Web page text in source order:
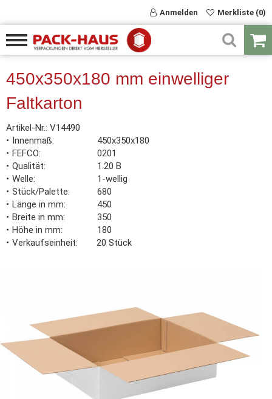
Anmelden Merkliste (0)
450x350x180 mm einwelliger
Faltkarton
Artikel-Nr.: V14490
Innenmaß
450x350x180
FEFCO
0201
Qualität
1.20 B
Welle
1-wellig
Stück/Palette
680
Länge in mm
450
Breite in mm
350
Höhe in mm
180
Verkaufseinheit
20 Stück